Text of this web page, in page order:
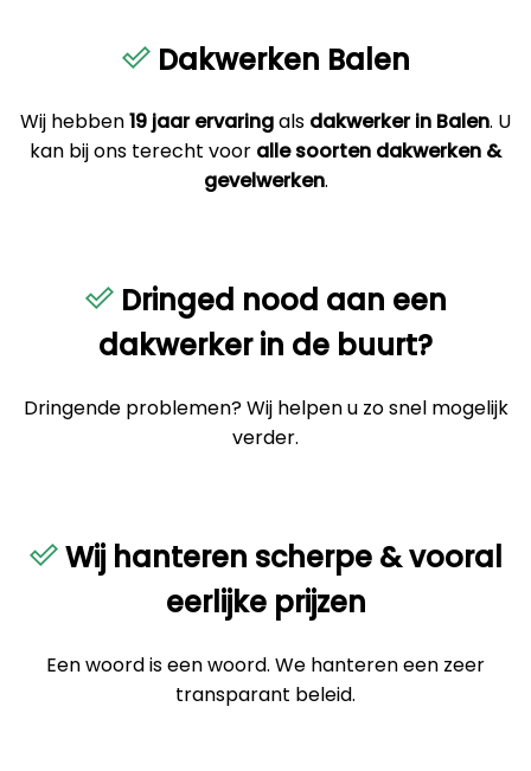
Dakwerken Balen
Wij hebben19 jaar ervaringals dakwerker in Balen. U
kan bij ons terecht voor alle soorten dakwerken &
gevelwerken.
Dringed nood aan een
dakwerker in de buurt?
Dringende problemen? Wij helpen u zo snel mogelijk
verder.
Wij hanteren scherpe & vooral
eerlijke prijzen
Een woord is een woord. We hanteren een zeer
transparant beleid.